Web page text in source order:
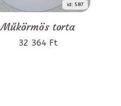
id: 587
Műkörmös torta
32 364 Ft